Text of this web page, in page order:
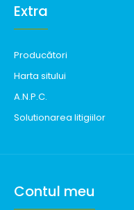
Extra
Producători
Harta sitului
A.N.P.C.
Solutionarea litigiilor
Contul meu